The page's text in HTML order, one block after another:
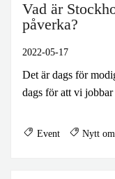
Vad är
påverka?
2022-05-17
Det är dags för
dags för att vi
Event Nytt